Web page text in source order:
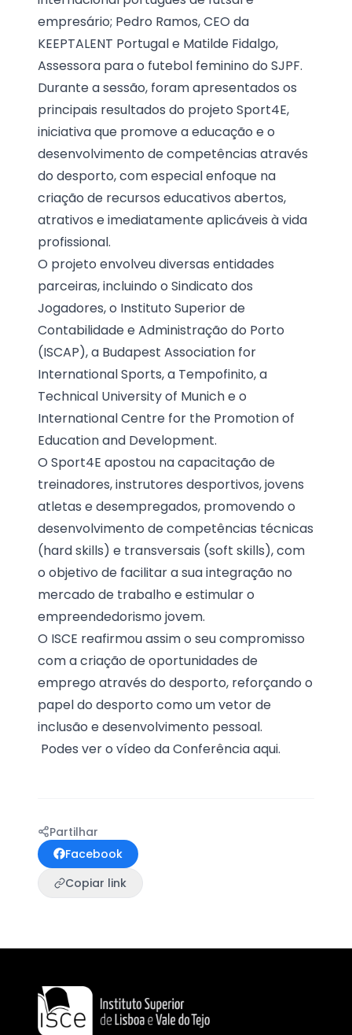
empresário; Pedro Ramos, CEO da
KEEPTALENT Portugal e Matilde Fidalgo,
Assessora para o futebol feminino do SJPF.
Durante a sessão, foram apresentados os
principais resultados do projeto Sport4E,
iniciativa que promove a educação e o
desenvolvimento de competências através
do desporto, com especial enfoque na
criação de recursos educativos abertos,
atrativos e imediatamente aplicáveis à vida
profissional.
O projeto envolveu diversas entidades
parceiras, incluindo o Sindicato dos
Jogadores, o Instituto Superior de
Contabilidade e Administração do Porto
(ISCAP), a Budapest Association for
International Sports, a Tempofinito, a
Technical University of Munich e o
International Centre for the Promotion of
Education and Development.
O Sport4E apostou na capacitação de
treinadores, instrutores desportivos, jovens
atletas e desempregados, promovendo o
desenvolvimento de competências técnicas
(hard skills) e transversais (soft skills), com
o objetivo de facilitar a sua integração no
mercado de trabalho e estimular o
empreendedorismo jovem.
O ISCE reafirmou assim o seu compromisso
com a criação de oportunidades de
emprego através do desporto, reforçando o
papel do desporto como um vetor de
inclusão e desenvolvimento pessoal.
Podes ver o vídeo da Conferênciaaqui.
Partilhar
Facebook
Copiar link